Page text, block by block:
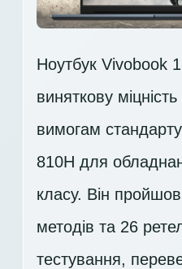
Ноутбук Vivobook
виняткову міцність
вимогам
810H для
класу. Він
методів та 26
тестування,